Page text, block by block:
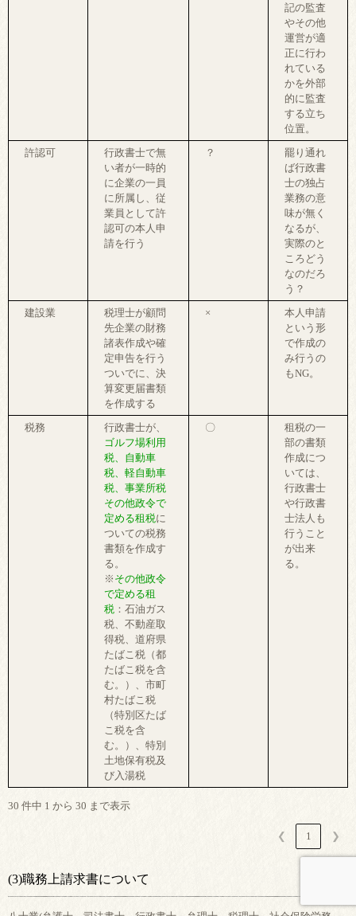
記の監査
やその他
運営が適
正に行わ
れている
かを外部
的に監査
する立ち
位置。
許認可
行政書士で無
い者が一時的
に企業の一員
に所属し、従
業員として許
認可の本人申
請を行う
？
罷り通れ
ば行政書
士の独占
業務の意
味が無く
なるが、
実際のと
ころどう
なのだろ
う？
建設業
税理士が顧問
先企業の財務
諸表作成や確
定申告を行う
ついでに、決
算変更届書類
を作成する
×
本人申請
という形
で作成の
み行うの
もNG。
税務
行政書士が、
ゴルフ場利用
税、自動車
税、軽自動車
税、事業所税
その他政令で
定める租税に
ついての税務
書類を作成す
る。
※ その他政令
で定める租
税 ：石油ガス
税、不動産取
得税、道府県
たばこ税（都
たばこ税を含
む。）、市町
村たばこ税
（特別区たば
こ税を含
む。）、特別
土地保有税及
び入湯税
〇
租税の一
部の書類
作成につ
いては、
行政書士
や行政書
士法人も
行うこと
が出来
る。
30 件中 1 から 30 まで表示
❮ 1 ❯
(3)職務上請求書について